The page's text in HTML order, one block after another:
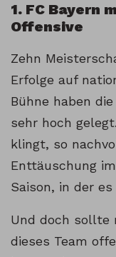
1. FC Bayern
Offensive
Zehn
Erfolge auf
Bühne haben
sehr hoch
klingt, so
Enttäuschung
Saison, in der
Und doch sollte
dieses Team